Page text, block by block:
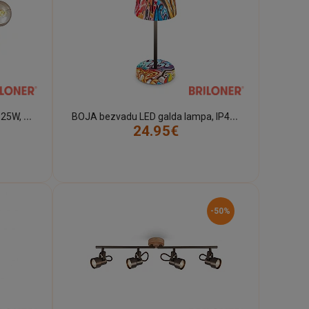
B
asic Wood gaismeklis, 4x E27, 25W, 2900-041
B
OJA bezvadu LED galda lampa, IP44, dimmējama, graffiti dizains
24.95€
-50%